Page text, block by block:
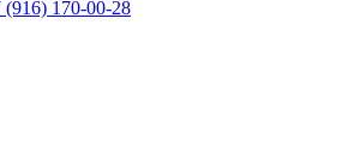
(916) 170-00-28